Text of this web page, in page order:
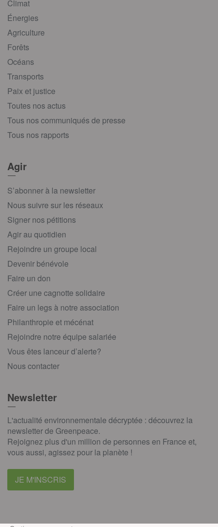
Climat
Énergies
Agriculture
Forêts
Océans
Transports
Paix et justice
Toutes nos actus
Tous nos communiqués de presse
Tous nos rapports
Agir
S’abonner à la newsletter
Nous suivre sur les réseaux
Signer nos pétitions
Agir au quotidien
Rejoindre un groupe local
Devenir bénévole
Faire un don
Créer une cagnotte solidaire
Faire un legs à notre association
Philanthropie et mécénat
Rejoindre notre équipe salariée
Vous êtes lanceur d’alerte?
Nous contacter
Newsletter
L'actualité environnementale décryptée : découvrez la
newsletter de Greenpeace.
Rejoignez plus d'un million de personnes en France et,
vous aussi, agissez pour la planète !
JE M'INSCRIS